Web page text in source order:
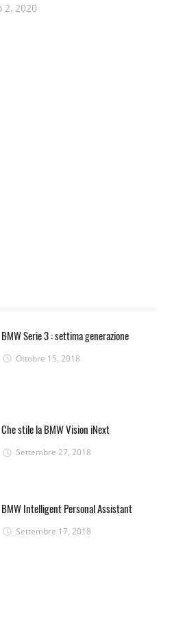
2, 2020
BMW Serie 3 : settima generazione
Ottobre 15, 2018
Che stile la BMW Vision iNext
Settembre 27, 2018
BMW Intelligent Personal Assistant
Settembre 17, 2018